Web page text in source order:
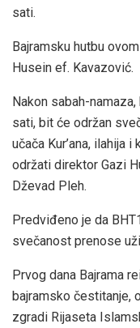
sati.
Bajramsku hutbu
Husein ef. Kavazović.
Nakon sabah-
sati, bit će održan
učača Kur’ana, ilahija
održati direktor Gazi
Dževad Pleh.
Predviđeno je da
svečanost prenose
Prvog dana Bajrama
bajramsko čestitanje,
zgradi Rijaseta